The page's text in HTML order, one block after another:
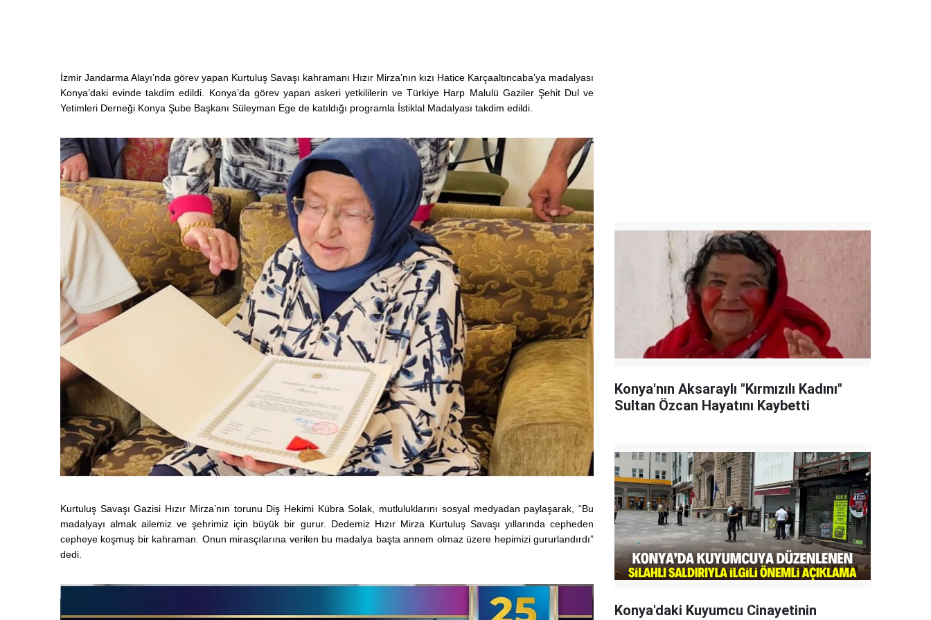
İzmir Jandarma Alayı’nda görev yapan Kurtuluş Savaşı kahramanı Hızır Mirza’nın kızı Hatice Karçaaltıncaba’ya madalyası
Konya’daki evinde takdim edildi. Konya’da görev yapan askeri yetkililerin ve Türkiye Harp Malulü Gaziler Şehit Dul ve
Yetimleri Derneği Konya Şube Başkanı Süleyman Ege de katıldığı programla İstiklal Madalyası takdim edildi.
Kurtuluş Savaşı Gazisi Hızır Mirza’nın torunu Diş Hekimi Kübra Solak, mutluluklarını sosyal medyadan paylaşarak, “Bu
madalyayı almak ailemiz ve şehrimiz için büyük bir gurur. Dedemiz Hızır Mirza Kurtuluş Savaşı yıllarında cepheden
cepheye koşmuş bir kahraman. Onun mirasçılarına verilen bu madalya başta annem olmaz üzere hepimizi gururlandırdı”
dedi.
Konya'nın Aksaraylı "Kırmızılı Kadını"
Sultan Özcan Hayatını Kaybetti
Konya'daki Kuyumcu Cinayetinin